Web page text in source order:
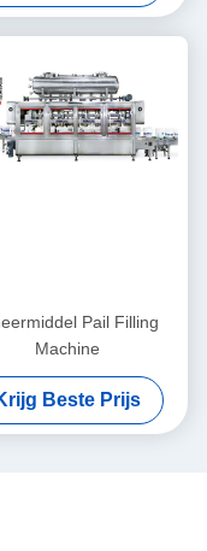
Pail Filling
Machine
Beste Prijs